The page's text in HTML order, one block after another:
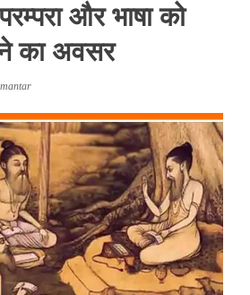
और भाषा को
का अवसर